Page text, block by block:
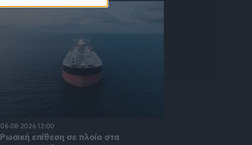
06·08·2026 12:00
Ρωσική επίθεση σε πλοίο στα